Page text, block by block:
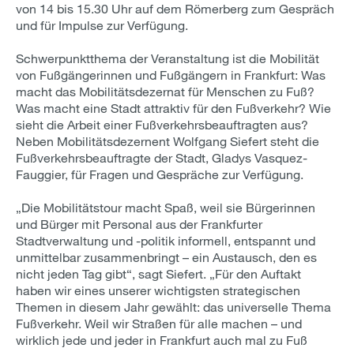
von 14 bis 15.30 Uhr auf dem Römerberg zum Gespräch
und für Impulse zur Verfügung.
Schwerpunktthema der Veranstaltung ist die Mobilität
von Fußgängerinnen und Fußgängern in Frankfurt: Was
macht das Mobilitätsdezernat für Menschen zu Fuß?
Was macht eine Stadt attraktiv für den Fußverkehr? Wie
sieht die Arbeit einer Fußverkehrsbeauftragten aus?
Neben Mobilitätsdezernent Wolfgang Siefert steht die
Fußverkehrsbeauftragte der Stadt, Gladys Vasquez-
Fauggier, für Fragen und Gespräche zur Verfügung.
„Die Mobilitätstour macht Spaß, weil sie Bürgerinnen
und Bürger mit Personal aus der Frankfurter
Stadtverwaltung und -politik informell, entspannt und
unmittelbar zusammenbringt – ein Austausch, den es
nicht jeden Tag gibt“, sagt Siefert. „Für den Auftakt
haben wir eines unserer wichtigsten strategischen
Themen in diesem Jahr gewählt: das universelle Thema
Fußverkehr. Weil wir Straßen für alle machen – und
wirklich jede und jeder in Frankfurt auch mal zu Fuß